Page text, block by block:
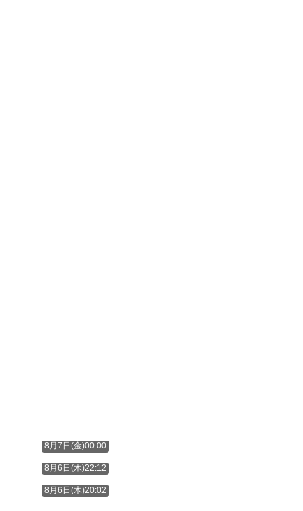
8月7日(金)00:00
8月6日(木)22:12
8月6日(木)20:02